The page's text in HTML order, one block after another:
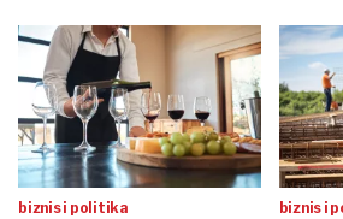
biznis i politika biznis i